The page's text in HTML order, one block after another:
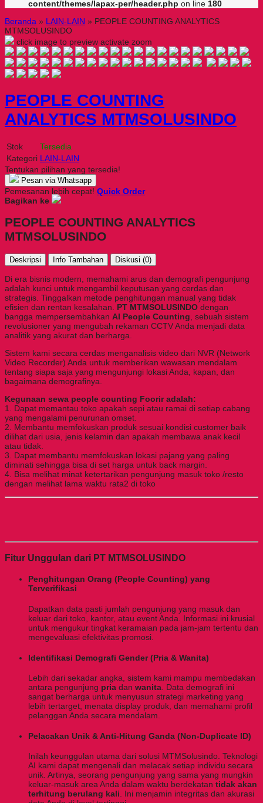
content/themes/lapax-per/header.php on line 180
Beranda » LAIN-LAIN » PEOPLE COUNTING ANALYTICS
MTMSOLUSINDO
click image to preview activate zoom
PEOPLE COUNTING
ANALYTICS MTMSOLUSINDO
Stok
Tersedia
Kategori LAIN-LAIN
Tentukan pilihan yang tersedia!
Pesan via Whatsapp
Pemesanan lebih cepat! Quick Order
Bagikan ke
PEOPLE COUNTING ANALYTICS
MTMSOLUSINDO
Deskripsi Info Tambahan Diskusi (0)
Di era bisnis modern, memahami arus dan demografi pengunjung
adalah kunci untuk mengambil keputusan yang cerdas dan
strategis. Tinggalkan metode penghitungan manual yang tidak
efisien dan rentan kesalahan. PT MTMSOLUSINDO dengan
bangga mempersembahkan AI People Counting, sebuah sistem
revolusioner yang mengubah rekaman CCTV Anda menjadi data
analitik yang akurat dan berharga.
Sistem kami secara cerdas menganalisis video dari NVR (Network
Video Recorder) Anda untuk memberikan wawasan mendalam
tentang siapa saja yang mengunjungi lokasi Anda, kapan, dan
bagaimana demografinya.
Kegunaan sewa people counting Foorir adalah:
1. Dapat memantau toko apakah sepi atau ramai di setiap cabang
yang mengalami penurunan omset.
2. Membantu memfokuskan produk sesuai kondisi customer baik
dilihat dari usia, jenis kelamin dan apakah membawa anak kecil
atau tidak.
3. Dapat membantu memfokuskan lokasi pajang yang paling
diminati sehingga bisa di set harga untuk back margin.
4. Bisa melihat minat ketertarikan pengunjung masuk toko /resto
dengan melihat lama waktu rata2 di toko
Fitur Unggulan dari PT MTMSOLUSINDO
Penghitungan Orang (People Counting) yang
Terverifikasi
Dapatkan data pasti jumlah pengunjung yang masuk dan
keluar dari toko, kantor, atau event Anda. Informasi ini krusial
untuk mengukur tingkat keramaian pada jam-jam tertentu dan
mengevaluasi efektivitas promosi.
Identifikasi Demografi Gender (Pria & Wanita)
Lebih dari sekadar angka, sistem kami mampu membedakan
antara pengunjung pria dan wanita . Data demografi ini
sangat berharga untuk menyusun strategi marketing yang
lebih tertarget, menata display produk, dan memahami profil
pelanggan Anda secara mendalam.
Pelacakan Unik & Anti-Hitung Ganda (Non-Duplicate ID)
Inilah keunggulan utama dari solusi MTMSolusindo. Teknologi
AI kami dapat mengenali dan melacak setiap individu secara
unik. Artinya, seorang pengunjung yang sama yang mungkin
keluar-masuk area Anda dalam waktu berdekatan tidak akan
terhitung berulang kali. Ini menjamin integritas dan akurasi